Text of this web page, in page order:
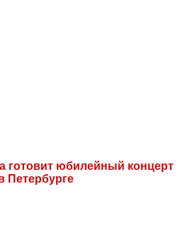
готовит юбилейный концерт
Петербурге